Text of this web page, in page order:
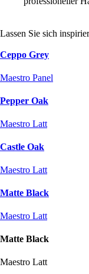
Lassen Sie sich
Ceppo Grey
Maestro Panel
Pepper Oak
Maestro Latt
Castle Oak
Maestro Latt
Matte Black
Maestro Latt
Matte Black
Maestro Latt